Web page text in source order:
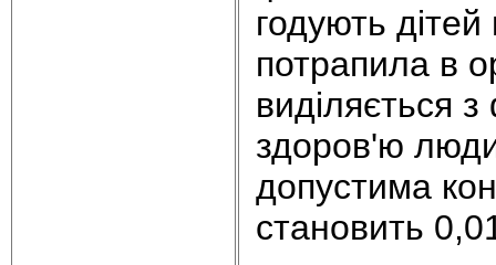
годують
потрапила в
виділяється
здоров'ю
допустима
становить